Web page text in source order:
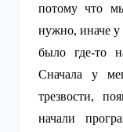
потому что
нужно, иначе у
было где-то
Сначала у
трезвости,
начали